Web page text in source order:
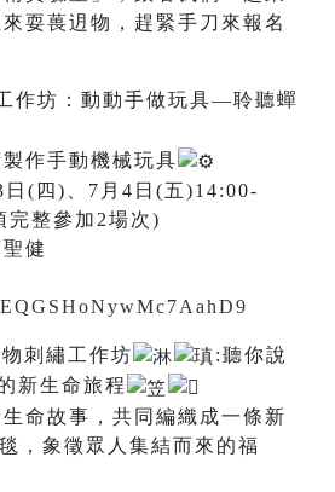
耍葨迌物，趕緊手刀來報名
作坊：動動手做玩具—聆聽蟬
作手動機械玩具
(四)、7月4日(五)14:00-
完整參加2場次)
健
刺繡工作坊
:聽你說
新生命旅程
命故事，共同編織成一條新
，象徵眾人集結而來的福